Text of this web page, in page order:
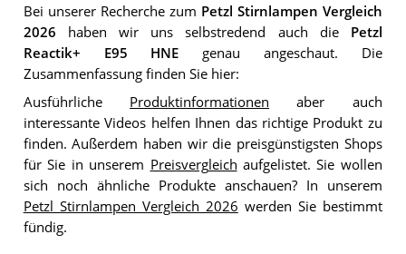
Bei unserer Recherche zum Petzl Stirnlampen Vergleich
2026 haben wir uns selbstredend auch die Petzl
Reactik+ E95 HNE genau angeschaut. Die
Zusammenfassung finden Sie hier:
Ausführliche Produktinformationen aber auch
interessante Videos helfen Ihnen das richtige Produkt zu
finden. Außerdem haben wir die preisgünstigsten Shops
für Sie in unserem Preisvergleich aufgelistet. Sie wollen
sich noch ähnliche Produkte anschauen? In unserem
Petzl Stirnlampen Vergleich 2026 werden Sie bestimmt
fündig.